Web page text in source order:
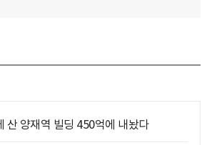
산 양재역 빌딩 450억에 내놨다